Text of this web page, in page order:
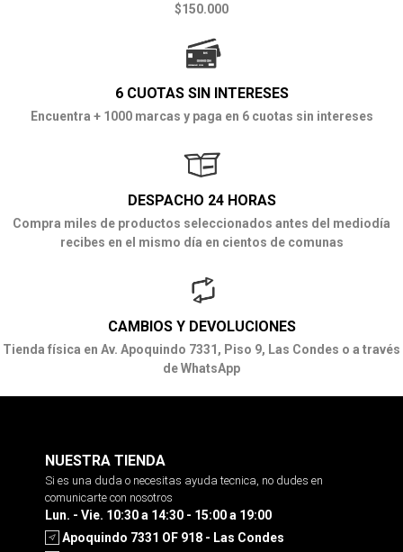
$150.000
6 CUOTAS SIN INTERESES
Encuentra + 1000 marcas y paga en 6 cuotas sin intereses
DESPACHO 24 HORAS
Compra miles de productos seleccionados antes del mediodía
recibes en el mismo día en cientos de comunas
CAMBIOS Y DEVOLUCIONES
Tienda física en Av. Apoquindo 7331, Piso 9, Las Condes o a través
de WhatsApp
NUESTRA TIENDA
Si es una duda o necesitas ayuda tecnica, no dudes en
comunicarte con nosotros
Lun. - Vie. 10:30 a 14:30 - 15:00 a 19:00
Apoquindo 7331 OF 918 - Las Condes